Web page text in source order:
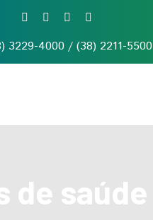
3229-4000 / (38) 2211-5500
de saúde